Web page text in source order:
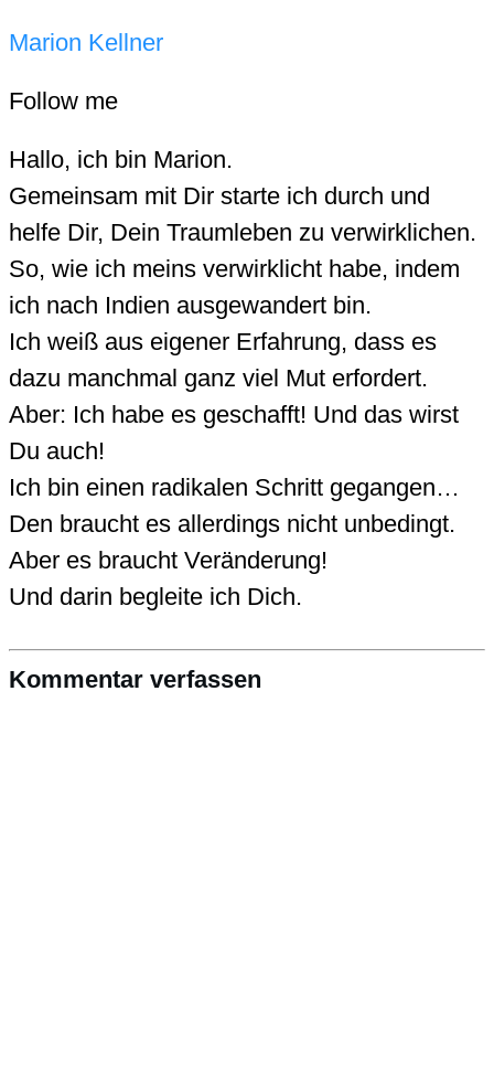
Marion Kellner
Follow me
Hallo, ich bin Marion.
Gemeinsam mit Dir starte ich durch und
helfe Dir, Dein Traumleben zu verwirklichen.
So, wie ich meins verwirklicht habe, indem
ich nach Indien ausgewandert bin.
Ich weiß aus eigener Erfahrung, dass es
dazu manchmal ganz viel Mut erfordert.
Aber: Ich habe es geschafft! Und das wirst
Du auch!
Ich bin einen radikalen Schritt gegangen…
Den braucht es allerdings nicht unbedingt.
Aber es braucht Veränderung!
Und darin begleite ich Dich.
Kommentar verfassen